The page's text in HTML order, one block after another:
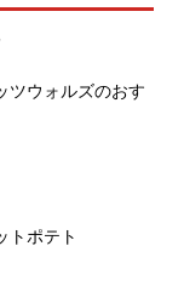
ツウォルズのおす
ポテト